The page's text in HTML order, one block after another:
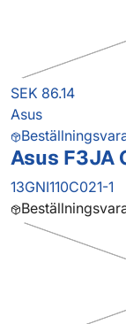
SEK 86.14
Asus
Asus F3JA
13GNI110C021-1